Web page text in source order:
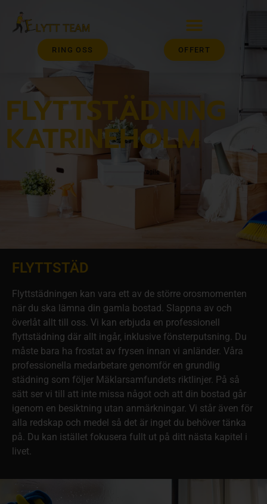
RING OSS OFFERT
FLYTTSTÄDNING
KATRINEHOLM
FLYTTSTÄD
Flyttstädningen kan vara ett av de större orosmomenten
när du ska lämna din gamla bostad. Slappna av och
överlåt allt till oss. Vi kan erbjuda en professionell
flyttstädning där allt ingår, inklusive fönsterputsning. Du
måste bara ha frostat av frysen innan vi anländer. Våra
professionella medarbetare genomför en grundlig
städning som följer Mäklarsamfundets riktlinjer. På så
sätt ser vi till att inte missa något och att din bostad går
igenom en besiktning utan anmärkningar. Vi står även för
alla redskap och medel så det är inget du behöver tänka
på. Du kan istället fokusera fullt ut på ditt nästa kapitel i
livet.